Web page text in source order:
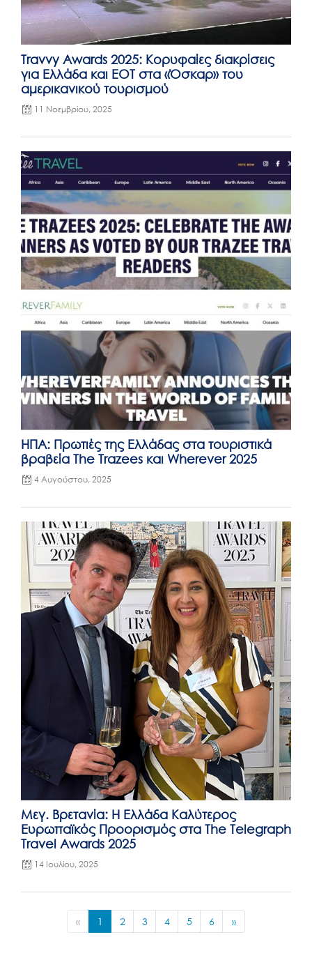
Travvy Awards 2025: Κορυφαίες διακρίσεις
για Ελλάδα και ΕΟΤ στα «Όσκαρ» του
αμερικανικού τουρισμού
11 Νοεμβρίου, 2025
ΗΠΑ: Πρωτιές της Ελλάδας στα τουριστικά
βραβεία The Trazees και Wherever 2025
Posted
on
4 Αυγούστου, 2025
Μεγ. Βρετανία: Η Ελλάδα Καλύτερος
Ευρωπαϊκός Προορισμός στα The Telegraph
Travel Awards 2025
Posted
on
14 Ιουλίου, 2025
« 1 2 3 4 5 6 »